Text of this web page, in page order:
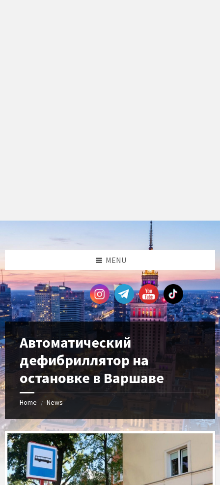
sidebar
sidebar
MENU
Автоматический
дефибриллятор на
остановке в Варшаве
Home / News